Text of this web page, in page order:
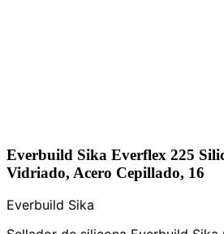
Everbuild Sika Everflex 225
Vidriado, Acero Cepillado, 16
Everbuild Sika